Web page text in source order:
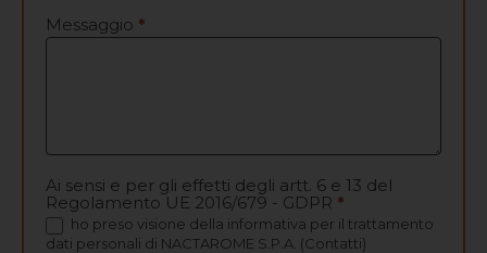
Messaggio *
Ai sensi e per gli effetti degli artt. 6 e 13 del
Regolamento UE 2016/679 - GDPR *
ho preso visione della informativa per il trattamento
dati personali di NACTAROME S.P.A. (Contatti)